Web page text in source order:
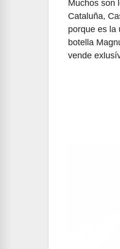
Muchos son
Cataluña,
porque es la
botella
vende